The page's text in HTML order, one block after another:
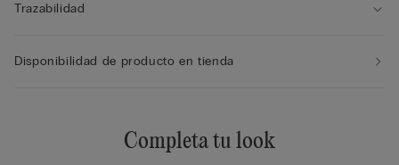
Trazabilidad
Disponibilidad de producto en tienda
Completa tu look